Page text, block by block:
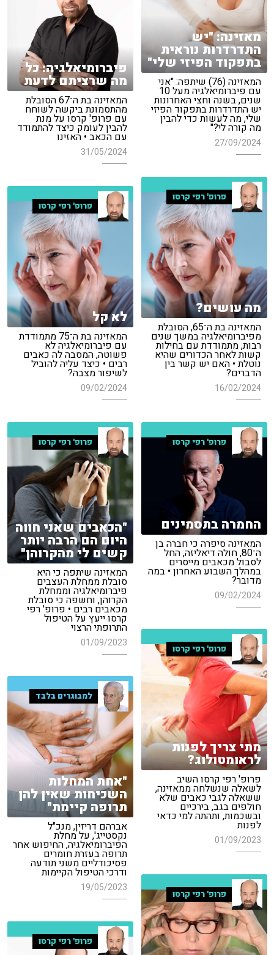
מאזינה: "יש
התדרדרות נוראית
בתפקוד הפיזי שלי"
המאזינה (76) שיתפה: "אני
עם פיברומיאלגיה מעל 10
שנים, בשנה וחצי האחרונות
יש התדרדרות בתפקוד הפיזי
שלי, מה לעשות כדי להבין
מה קורה לי?"
27/09/2024
פיברומיאלגיה: כל
מה שרציתם לדעת
המאזינה בת ה־67 הסובלת
מהתסמונת ביקשה לשוחח
עם פרופ' קרסו על מנת
להבין לעומק כיצד להתמודד
עם הכאב • האזינו
31/05/2024
פרופ' רפי קרסו
מה עושים?
המאזינה בת ה־65, הסובלת
מפיברומיאלגיה במשך שנים
רבות, מתמודדת עם בחילות
קשות לאחר הכדורים שהיא
נוטלת • האם יש קשר בין
הדברים?
16/02/2024
פרופ' רפי קרסו
לא קל
המאזינה בת ה־75 מתמודדת
עם פיברומיאלגיה לא
פשוטה, המסבה לה כאבים
רבים • כיצד עליה להוביל
לשיפור מצבה?
09/02/2024
פרופ' רפי קרסו
החמרה בתסמינים
המאזינה סיפרה כי חברה בן
ה־80, חולה דיאליזה, החל
לסבול מכאבים מייסרים
במהלך השבוע האחרון • במה
מדובר?
09/02/2024
פרופ' רפי קרסו
"הכאבים שאני חווה
היום הם הרבה יותר
קשים לי מהקרוהן"
המאזינה שיתפה כי היא
סובלת ממחלת העצבים
פיברומיאלגיה וממחלת
הקרוהן, וחשפה כי סובלת
מכאבים רבים • פרופ' רפי
קרסו ייעץ על הטיפול
התרופתי הרצוי
01/09/2023
פרופ' רפי קרסו
מתי צריך לפנות
לראומטולוג?
פרופ' רפי קרסו השיב
לשאלה שנשלחה ממאזינה,
ששאלה לגבי כאבים שלא
חולפים בגב, בירכיים
ובשכמות, ותהתה למי כדאי
לפנות
01/09/2023
למבוגרים בלבד
"אחת המחלות
השכיחות שאין להן
תרופה קיימת"
אברהם דריזין, מנכ"ל
נקסטייג', על מחלת
הפיברומיאלגיה, החיפוש אחר
תרופה בעזרת חומרים
פסיכודליים משני תודעה
ודרכי הטיפול הקיימות
19/05/2023
פרופ' רפי קרסו
פרופ' רפי קרסו